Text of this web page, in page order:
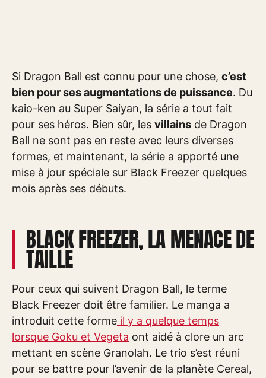
Si Dragon Ball est connu pour une chose, c’est
bien pour ses augmentations de puissance. Du
kaio-ken au Super Saiyan, la série a tout fait
pour ses héros. Bien sûr, les villains de Dragon
Ball ne sont pas en reste avec leurs diverses
formes, et maintenant, la série a apporté une
mise à jour spéciale sur Black Freezer quelques
mois après ses débuts.
BLACK FREEZER, LA MENACE DE
TAILLE
Pour ceux qui suivent Dragon Ball, le terme
Black Freezer doit être familier. Le manga a
introduit cette forme il y a quelque temps
lorsque Goku et Vegeta ont aidé à clore un arc
mettant en scène Granolah. Le trio s’est réuni
pour se battre pour l’avenir de la planète Cereal,